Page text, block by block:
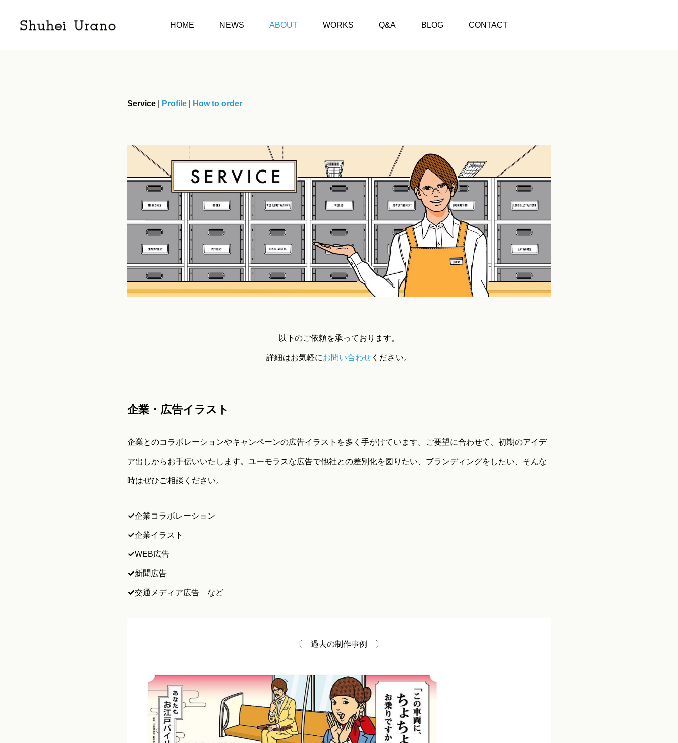
HOME NEWS ABOUT WORKS Q&A BLOG CONTACT
Service Profile How to order
以下のご依頼を承っております。
詳細はお気軽にお問い合わせ ください。
企業・広告イラスト
企業とのコラボレーションやキャンペーンの広告イラストを多く手がけています。ご要望に合わせて、初期のアイデ
ア出しからお手伝いいたします。ユーモラスな広告で他社との差別化を図りたい、ブランディングをしたい、そんな
時はぜひご相談ください。
企業コラボレーション
企業イラスト
WEB広告
新聞広告
交通メディア広告 など
〔 過去の制作事例 〕